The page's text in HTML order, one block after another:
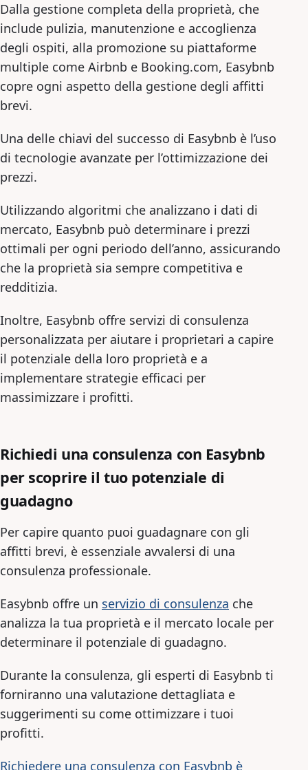
Dalla gestione completa della proprietà, che
include pulizia, manutenzione e accoglienza
degli ospiti, alla promozione su piattaforme
multiple come Airbnb e Booking.com, Easybnb
copre ogni aspetto della gestione degli affitti
brevi.
Una delle chiavi del successo di Easybnb è l’uso
di tecnologie avanzate per l’ottimizzazione dei
prezzi.
Utilizzando algoritmi che analizzano i dati di
mercato, Easybnb può determinare i prezzi
ottimali per ogni periodo dell’anno, assicurando
che la proprietà sia sempre competitiva e
redditizia.
Inoltre, Easybnb offre servizi di consulenza
personalizzata per aiutare i proprietari a capire
il potenziale della loro proprietà e a
implementare strategie efficaci per
massimizzare i profitti.
Richiedi una consulenza con Easybnb
per scoprire il tuo potenziale di
guadagno
Per capire quanto puoi guadagnare con gli
affitti brevi, è essenziale avvalersi di una
consulenza professionale.
Easybnb offre un servizio di consulenza che
analizza la tua proprietà e il mercato locale per
determinare il potenziale di guadagno.
Durante la consulenza, gli esperti di Easybnb ti
forniranno una valutazione dettagliata e
suggerimenti su come ottimizzare i tuoi
profitti.
Richiedere una consulenza con Easybnb è